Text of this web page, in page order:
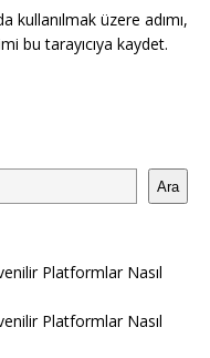
kullanılmak üzere adımı,
bu tarayıcıya kaydet.
Ara
Platformlar Nasıl
Platformlar Nasıl